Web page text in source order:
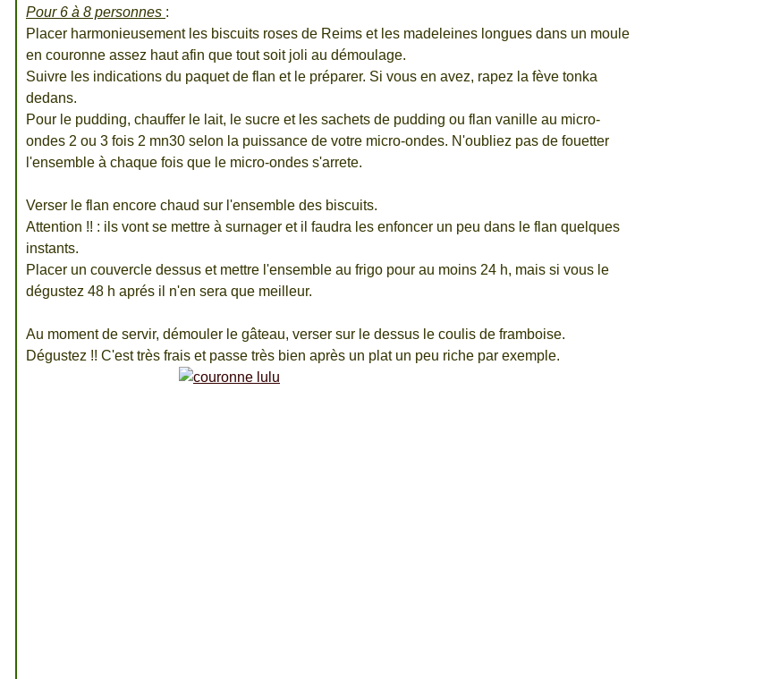
Pour 6 à 8 personnes :
Placer harmonieusement les biscuits roses de Reims et les madeleines longues dans un moule
en couronne assez haut afin que tout soit joli au démoulage.
Suivre les indications du paquet de flan et le préparer. Si vous en avez, rapez la fève tonka
dedans.
Pour le pudding, chauffer le lait, le sucre et les sachets de pudding ou flan vanille au micro-
ondes 2 ou 3 fois 2 mn30 selon la puissance de votre micro-ondes. N'oubliez pas de fouetter
l'ensemble à chaque fois que le micro-ondes s'arrete.
Verser le flan encore chaud sur l'ensemble des biscuits.
Attention !! : ils vont se mettre à surnager et il faudra les enfoncer un peu dans le flan quelques
instants.
Placer un couvercle dessus et mettre l'ensemble au frigo pour au moins 24 h, mais si vous le
dégustez 48 h aprés il n'en sera que meilleur.
Au moment de servir, démouler le gâteau, verser sur le dessus le coulis de framboise.
Dégustez !! C'est très frais et passe très bien après un plat un peu riche par exemple.